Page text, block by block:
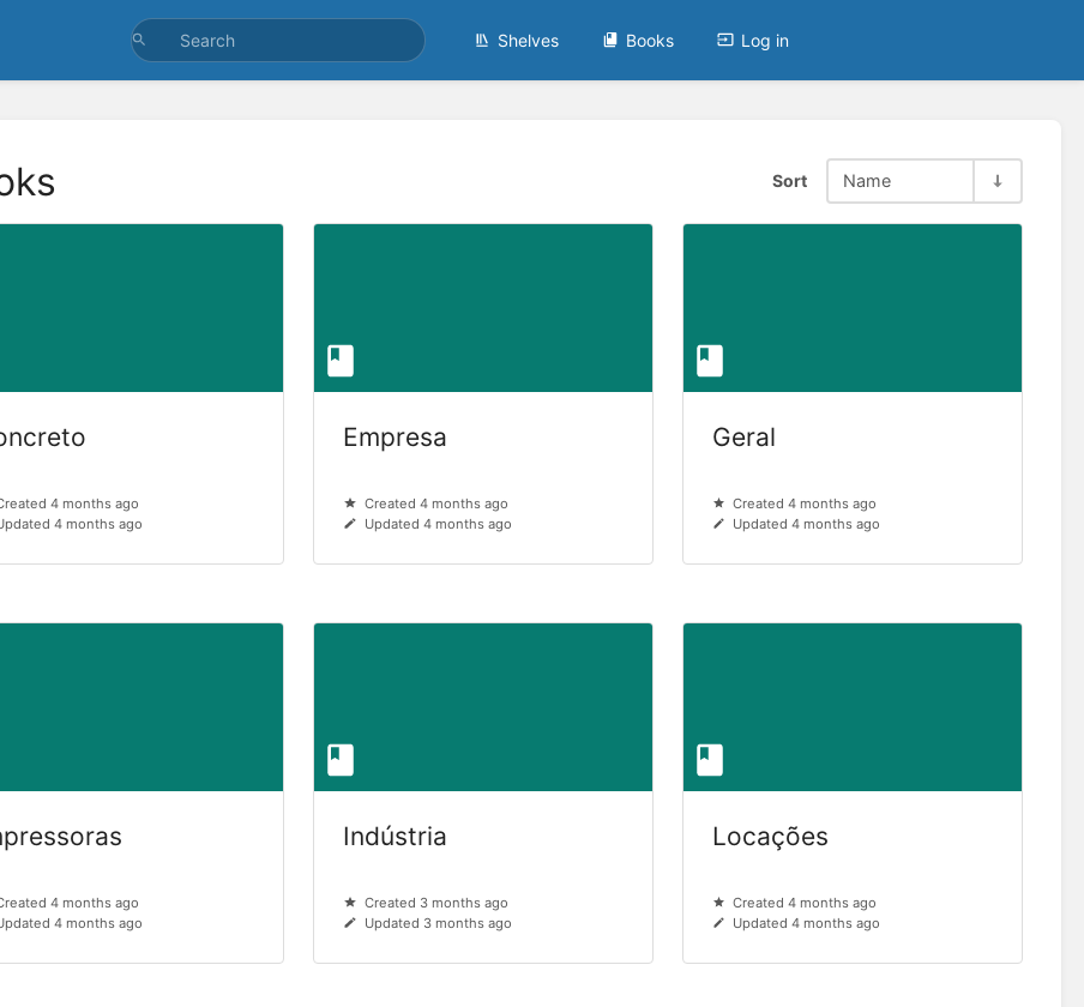
Shelves Books Log in
Sort Name
4 months ago
4 months ago
Empresa
Created 4 months ago
Updated 4 months ago
Geral
Created 4 months ago
Updated 4 months ago
4 months ago
4 months ago
Indústria
Created 3 months ago
Updated 3 months ago
Locações
Created 4 months ago
Updated 4 months ago